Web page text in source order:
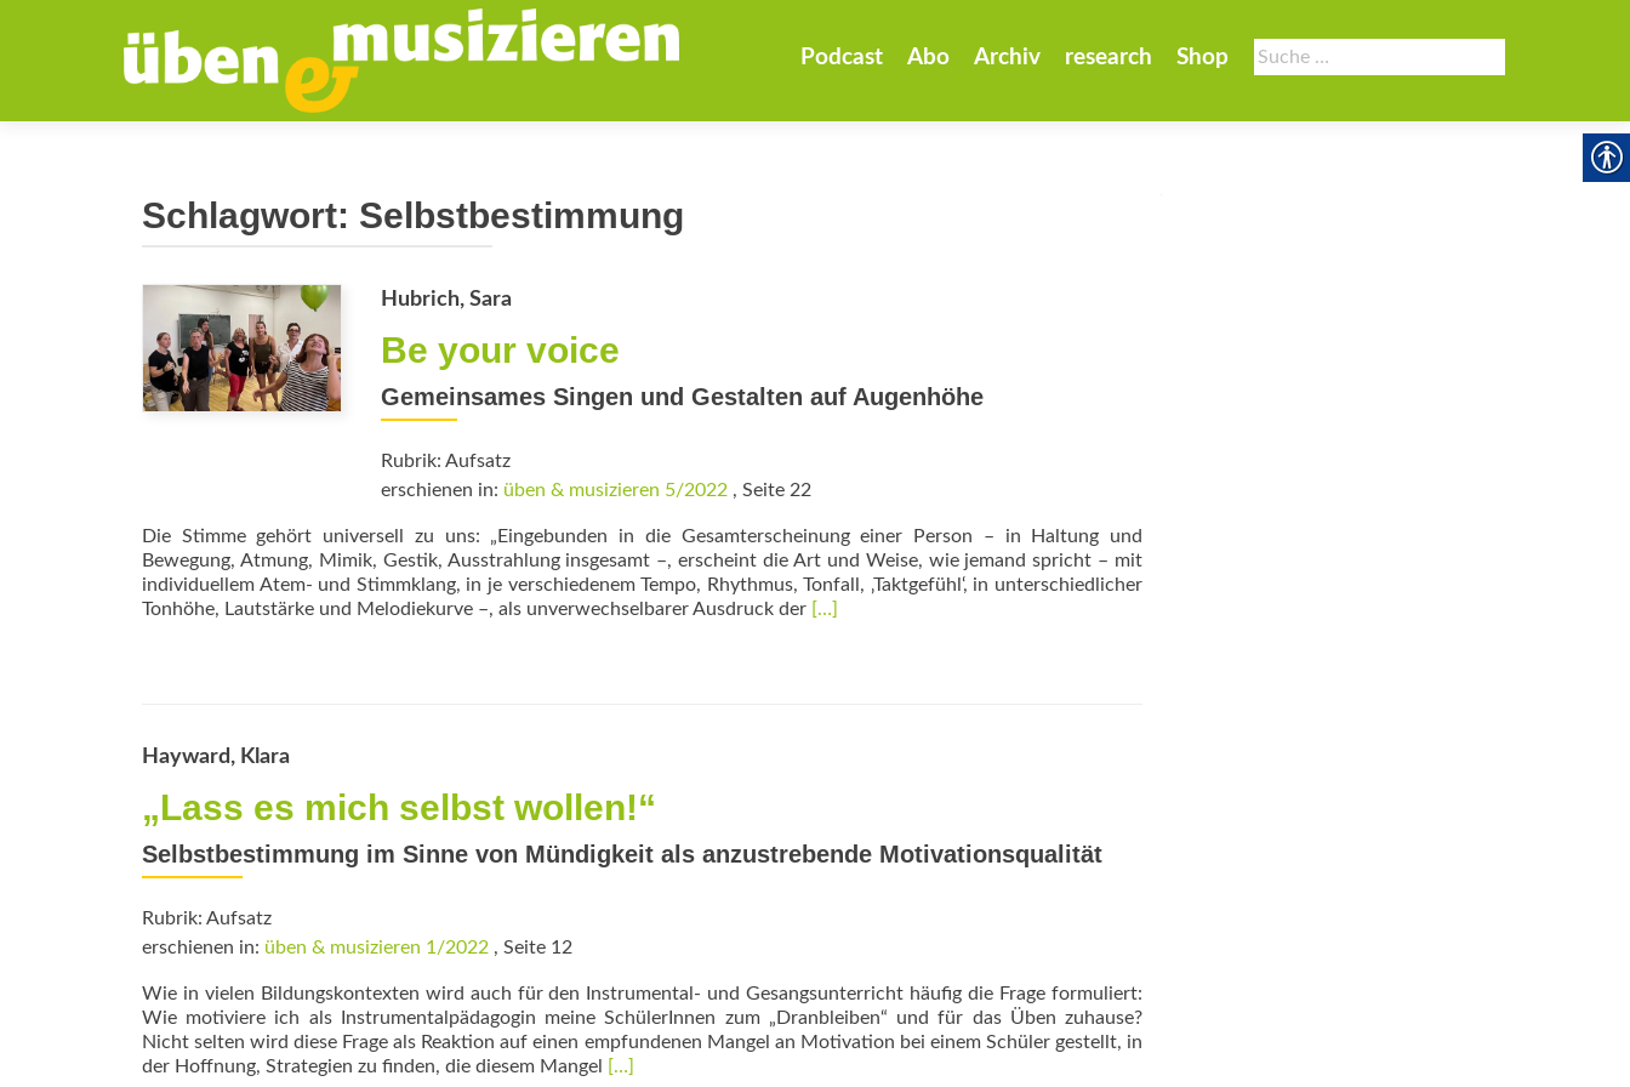
Suche
nach:
Podcast Abo Archiv research Shop
Schlagwort: Selbstbestimmung
Hubrich, Sara
Be your voice
Gemeinsames Singen und Gestalten auf Augenhöhe
Rubrik: Aufsatz
erschienen in: üben & musizieren 5/2022 , Seite 22
Die Stimme gehört universell zu uns: „Eingebunden in die Gesamterscheinung einer Person – in Haltung und
Bewegung, Atmung, Mimik, Gestik, Ausstrahlung insgesamt –, erscheint die Art und Weise, wie jemand spricht – mit
individuellem Atem- und Stimmklang, in je verschiedenem Tempo, Rhythmus, Tonfall, ‚Taktgefühl‘, in unterschiedlicher
Tonhöhe, Lautstärke und Melodiekurve –, als unverwechselbarer Ausdruck der Read
[…]
Hayward, Klara
„Lass es mich selbst wollen!“
Selbstbestimmung im Sinne von Mündigkeit als anzustrebende Motivationsqualität
Rubrik: Aufsatz
erschienen in: üben & musizieren 1/2022 , Seite 12
Wie in vielen Bildungskontexten wird auch für den Inst­rumental- und Gesangsunterricht häufig die Frage formuliert:
Wie motiviere ich als Instrumentalpädagogin meine SchülerInnen zum „Dranbleiben“ und für das Üben zuhause?
Nicht selten wird diese Frage als Reak­tion auf einen empfundenen Mangel an Motivation bei einem Schüler gestellt, in
der Hoffnung, Strategien zu finden, die diesem Mangel
Read
[…]